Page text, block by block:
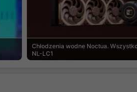
Chłodzenia wodne Noctua.
NL-LC1